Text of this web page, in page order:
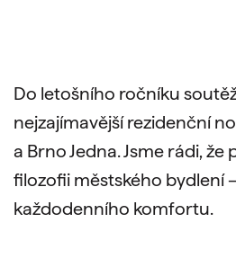
Do letošního ročníku
nejzajímavější rezidenční
a Brno Jedna. Jsme rádi,
filozofii městského bydlení
každodenního komfortu.